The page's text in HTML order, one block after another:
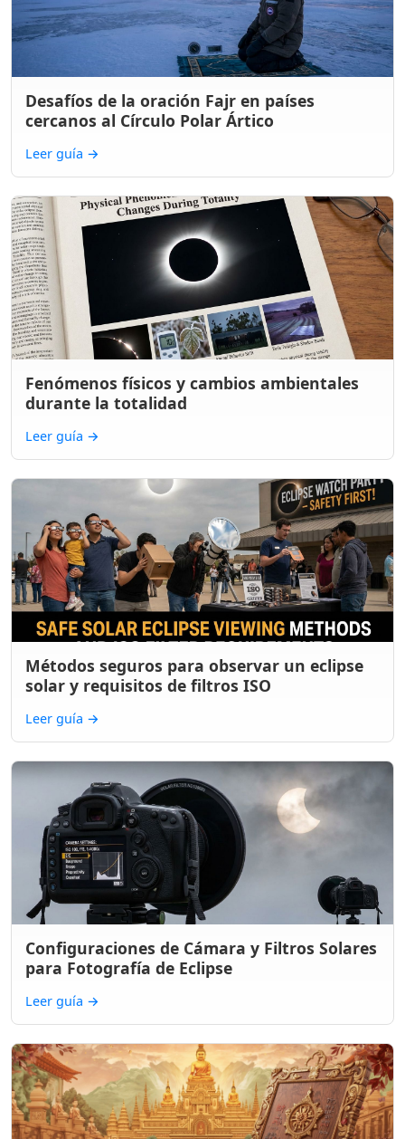
Desafíos de la oración Fajr en países
cercanos al Círculo Polar Ártico
Leer guía →
Fenómenos físicos y cambios ambientales
durante la totalidad
Leer guía →
Métodos seguros para observar un eclipse
solar y requisitos de filtros ISO
Leer guía →
Configuraciones de Cámara y Filtros Solares
para Fotografía de Eclipse
Leer guía →